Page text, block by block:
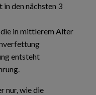
den nächsten 3
in mittlerem Alter
entsteht
nur, wie die